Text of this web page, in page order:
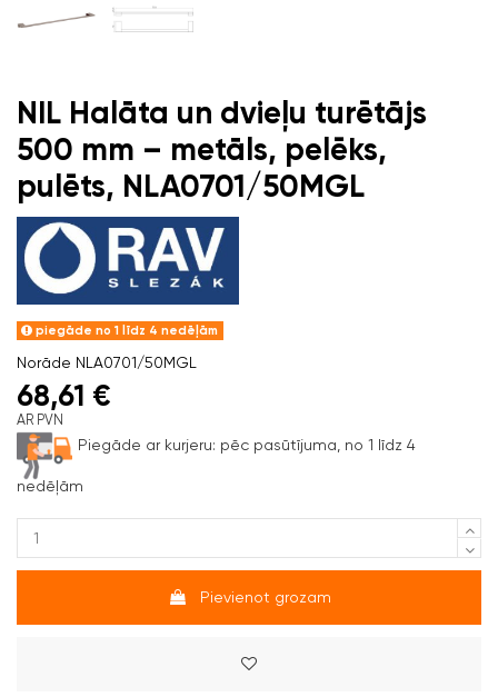
NIL Halāta un dvieļu turētājs
500 mm – metāls, pelēks,
pulēts, NLA0701/50MGL
piegāde no 1 līdz 4 nedēļām
Norāde NLA0701/50MGL
68,61 €
AR PVN
Piegāde ar kurjeru: pēc pasūtījuma, no 1 līdz 4
nedēļām
Pievienot grozam